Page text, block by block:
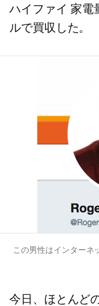
ハイファイ 家電
ルで買収した。
この男性はインターネ
今日、ほとんど